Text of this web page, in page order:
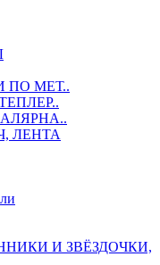
ПО МЕТ..
ЛЕНТА
И ЗВЁЗДОЧКИ,